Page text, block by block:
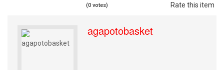
Rate this item
(0 votes)
agapotobasket